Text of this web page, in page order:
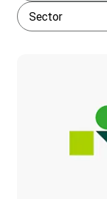
Sector